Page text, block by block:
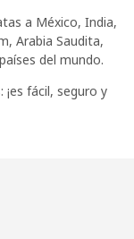
a México, India,
Arabia Saudita,
del mundo.
fácil, seguro y